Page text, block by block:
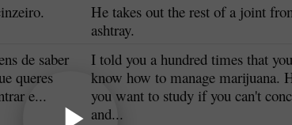
He takes out the rest of a joint
ashtray.
de saber
queres
e...
I told you a hundred times that
know how to manage marijuana.
you want to study if you can't
and...